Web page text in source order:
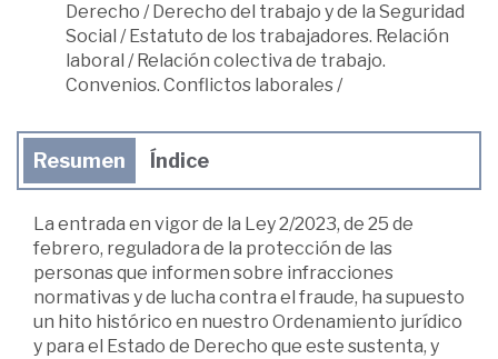
Derecho /Derecho del trabajo y de la Seguridad
Social /Estatuto de los trabajadores. Relación
laboral /Relación colectiva de trabajo.
Convenios. Conflictos laborales/
Resumen Índice
La entrada en vigor de la Ley 2/2023, de 25 de
febrero, reguladora de la protección de las
personas que informen sobre infracciones
normativas y de lucha contra el fraude, ha supuesto
un hito histórico en nuestro Ordenamiento jurídico
y para el Estado de Derecho que este sustenta, y